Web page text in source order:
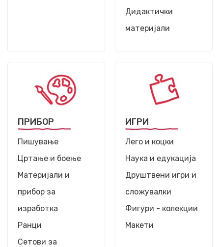
Дидактички
материјали
ПРИБОР
Пишување
Цртање и боење
Материјали и
прибор за
изработка
Ранци
Сетови за
ИГРИ
Лего и коцки
Наука и едукација
Друштвени игри и
сложувалки
Фигури - колекции
Макети